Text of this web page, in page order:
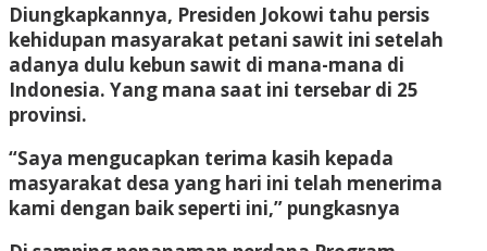
Diungkapkannya, Presiden Jokowi tahu persis
kehidupan masyarakat petani sawit ini setelah
adanya dulu kebun sawit di mana-mana di
Indonesia. Yang mana saat ini tersebar di 25
provinsi.
“Saya mengucapkan terima kasih kepada
masyarakat desa yang hari ini telah menerima
kami dengan baik seperti ini,” pungkasnya